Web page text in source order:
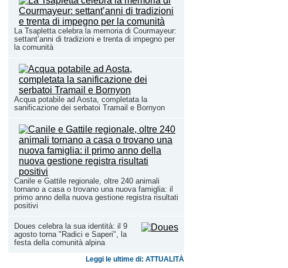
La Tsapletta celebra la memoria di Courmayeur:
settant’anni di tradizioni e trenta di impegno per
la comunità
Acqua potabile ad Aosta, completata la
sanificazione dei serbatoi Tramail e Bornyon
Canile e Gattile regionale, oltre 240 animali
tornano a casa o trovano una nuova famiglia: il
primo anno della nuova gestione registra risultati
positivi
Doues celebra la sua identità: il 9
agosto torna "Radici e Saperi", la
festa della comunità alpina
Leggi le ultime di: ATTUALITÀ